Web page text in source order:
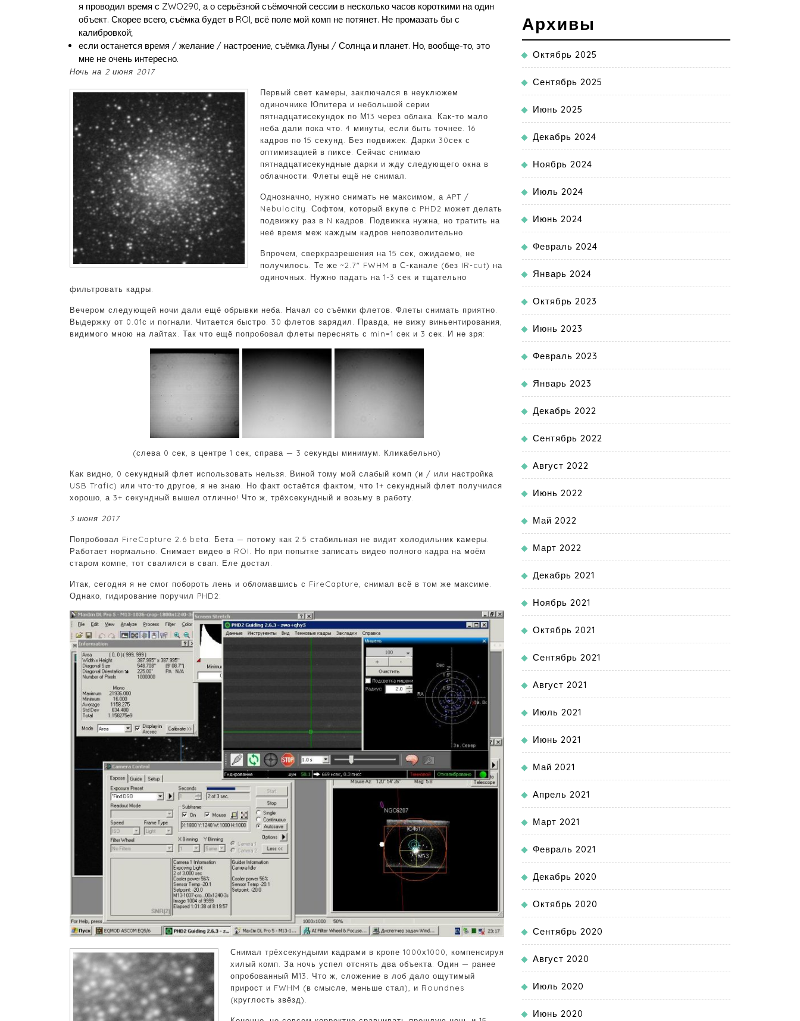
я проводил время с ZWO290, а о серьёзной съёмочной сессии в несколько часов короткими на один
объект. Скорее всего, съёмка будет в ROI, всё поле мой комп не потянет. Не промазать бы с
калибровкой;
если останется время / желание / настроение, съёмка Луны / Солнца и планет. Но, вообще-то, это
мне не очень интересно.
Ночь на 2 июня 2017
Первый свет камеры, заключался в неуклюжем
одиночнике Юпитера и небольшой серии
пятнадцатисекундок по М13 через облака. Как-то мало
неба дали пока что. 4 минуты, если быть точнее. 16
кадров по 15 секунд. Без подвижек. Дарки 30сек с
оптимизацией в пиксе. Сейчас снимаю
пятнадцатисекундные дарки и жду следующего окна в
облачности. Флеты ещё не снимал.
Однозначно, нужно снимать не максимом, а APT /
Nebulocity. Софтом, который вкупе с PHD2 может делать
подвижку раз в N кадров. Подвижка нужна, но тратить на
неё время меж каждым кадров непозволительно.
Впрочем, сверхразрешения на 15 сек, ожидаемо, не
получилось. Те же ~2.7″ FWHM в С-канале (без IR-cut) на
одиночных. Нужно падать на 1-3 сек и тщательно
фильтровать кадры.
Вечером следующей ночи дали ещё обрывки неба. Начал со съёмки флетов. Флеты снимать приятно.
Выдержку от 0.01с и погнали. Читается быстро. 30 флетов зарядил. Правда, не вижу виньентирования,
видимого мною на лайтах. Так что ещё попробовал флеты переснять с min=1 сек и 3 сек. И не зря:
(слева 0 сек, в центре 1 сек, справа — 3 секунды минимум. Кликабельно)
Как видно, 0 секундный флет использовать нельзя. Виной тому мой слабый комп (и / или настройка
USB Trafic) или что-то другое, я не знаю. Но факт остаётся фактом, что 1+ секундный флет получился
хорошо, а 3+ секундный вышел отлично! Что ж, трёхсекундный и возьму в работу.
3 июня 2017
Попробовал FireCapture 2.6 beta. Бета — потому как 2.5 стабильная не видит холодильник камеры.
Работает нормально. Снимает видео в ROI. Но при попытке записать видео полного кадра на моём
старом компе, тот свалился в свап. Еле достал.
Итак, сегодня я не смог побороть лень и обломавшись с FireCapture, снимал всё в том же максиме.
Однако, гидирование поручил PHD2:
Снимал трёхсекундыми кадрами в кропе 1000х1000, компенсируя
хилый комп. За ночь успел отснять два объекта. Один — ранее
опробованный М13. Что ж, сложение в лоб дало ощутимый
прирост и FWHM (в смысле, меньше стал), и Roundnes
(круглость звёзд).
Архивы
Октябрь 2025
Сентябрь 2025
Июнь 2025
Декабрь 2024
Ноябрь 2024
Июль 2024
Июнь 2024
Февраль 2024
Январь 2024
Октябрь 2023
Июнь 2023
Февраль 2023
Январь 2023
Декабрь 2022
Сентябрь 2022
Август 2022
Июнь 2022
Май 2022
Март 2022
Декабрь 2021
Ноябрь 2021
Октябрь 2021
Сентябрь 2021
Август 2021
Июль 2021
Июнь 2021
Май 2021
Апрель 2021
Март 2021
Февраль 2021
Декабрь 2020
Октябрь 2020
Сентябрь 2020
Август 2020
Июль 2020
Июнь 2020